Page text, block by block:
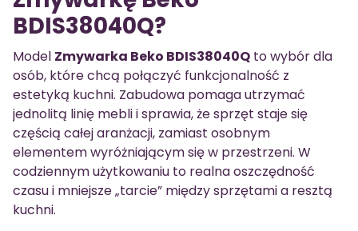
BDIS38040Q?
Model Zmywarka Beko BDIS38040Q to wybór dla
osób, które chcą połączyć funkcjonalność z
estetyką kuchni. Zabudowa pomaga utrzymać
jednolitą linię mebli i sprawia, że sprzęt staje się
częścią całej aranżacji, zamiast osobnym
elementem wyróżniającym się w przestrzeni. W
codziennym użytkowaniu to realna oszczędność
czasu i mniejsze „tarcie” między sprzętami a resztą
kuchni.